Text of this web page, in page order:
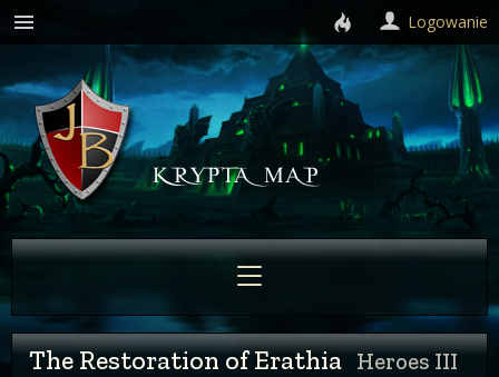
The Restoration of Erathia Heroes III
Logowanie